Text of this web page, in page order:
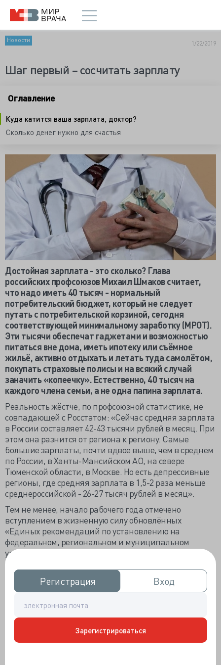
Регистрация
Регистрация Вход
Вход
Зарегистрироваться
Новости 1/22/2019
Шаг первый – сосчитать зарплату
Оглавление
Куда катится ваша зарплата, доктор?
Сколько денег нужно для счастья
Достойная зарплата - это сколько? Глава
российских профсоюзов Михаил Шмаков считает,
что надо иметь 40 тысяч - нормальный
потребительский бюджет, который не следует
путать с потребительской корзиной, сегодня
соответствующей минимальному заработку (МРОТ).
Эти тысячи обеспечат гаджетами и возможностью
питаться вне дома, иметь ипотеку или съёмное
жильё, активно отдыхать и летать туда самолётом,
покупать страховые полисы и на всякий случай
заначить «копеечку». Естественно, 40 тысяч на
каждого члена семьи, а не одна папина зарплата.
Реальность жёстче, по профсоюзной статистике, не
совпадающей с Росстатом: «Сейчас средняя зарплата
в России составляет 42-43 тысячи рублей в месяц. При
этом она разнится от региона к региону. Самые
большие зарплаты, почти вдвое выше, чем в среднем
по России, в Ханты-Мансийском АО, на севере
Тюменской области, в Москве. Но есть депрессивные
регионы, где средняя зарплата в 1,5-2 раза меньше
среднероссийской - 26-27 тысяч рублей в месяц».
Тем не менее, начало рабочего года отмечено
вступлением в жизненную силу обновлённых
«Единых рекомендаций по установлению на
федеральном, региональном и муниципальном
уровнях систем оплаты труда работников
государственных и муниципальных учреждений на
2019 год». Документ благословлён профсоюзом,
удовлетворённым 55-60% долей оклада в зарплате
работника здравоохранения и правом начальства
зарабатывать шесть средних зарплат по ЛПУ, а также
обязательностью фиксации «майских» соотношений.
Примечательно, что маленькая зарплата не мешает
гражданину, если и не ощущать себя «сливками»